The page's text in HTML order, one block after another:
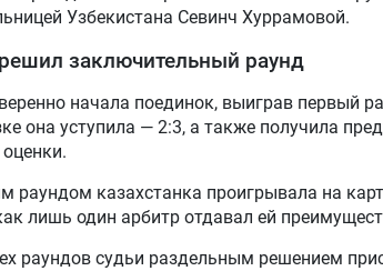
Узбекистана Севинч Хуррамовой.
заключительный раунд
начала поединок, выиграв первый
она уступила — 2:3, а также получила
раундом казахстанка проигрывала на
лишь один арбитр отдавал ей
раундов судьи раздельным решением